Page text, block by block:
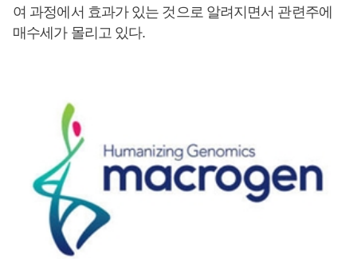
여 과정에서 효과가 있는 것으로 알려지면서 관련주에
매수세가 몰리고 있다.